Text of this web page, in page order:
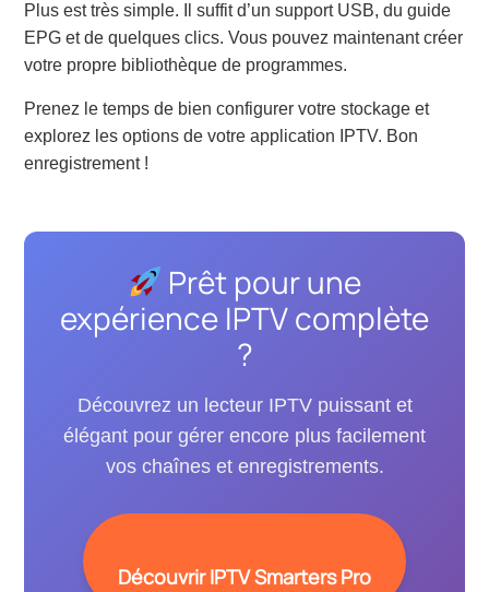
Plus est très simple. Il suffit d’un support USB, du guide
EPG et de quelques clics. Vous pouvez maintenant créer
votre propre bibliothèque de programmes.
Prenez le temps de bien configurer votre stockage et
explorez les options de votre application IPTV. Bon
enregistrement !
Prêt pour une
expérience IPTV complète
?
Découvrez un lecteur IPTV puissant et
élégant pour gérer encore plus facilement
vos chaînes et enregistrements.
Découvrir IPTV Smarters Pro